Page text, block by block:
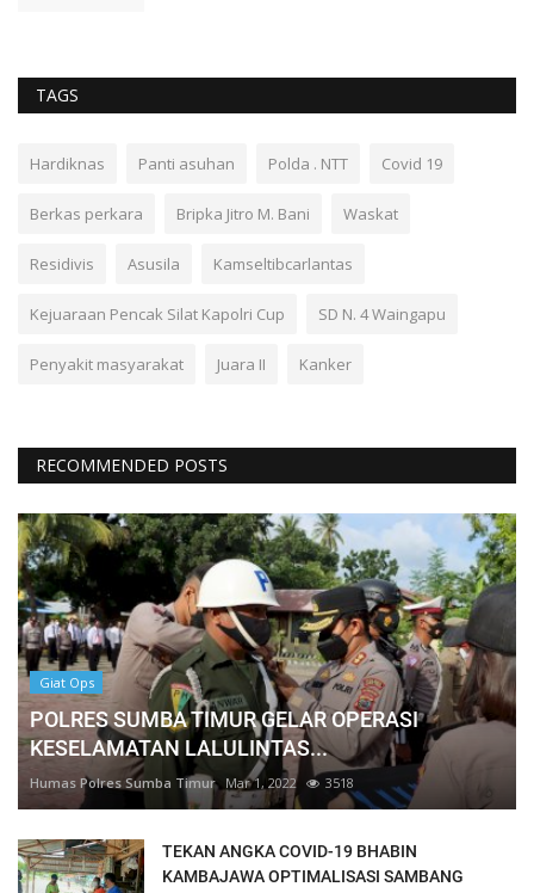
TAGS
Hardiknas Panti asuhan Polda . NTT Covid 19
Berkas perkara Bripka Jitro M. Bani Waskat
Residivis Asusila Kamseltibcarlantas
Kejuaraan Pencak Silat Kapolri Cup SD N. 4 Waingapu
Penyakit masyarakat Juara II Kanker
RECOMMENDED POSTS
Giat Ops
POLRES SUMBA TIMUR GELAR OPERASI
KESELAMATAN LALULINTAS...
Humas Polres Sumba Timur Mar 1, 2022 3518
TEKAN ANGKA COVID-19 BHABIN
KAMBAJAWA OPTIMALISASI SAMBANG